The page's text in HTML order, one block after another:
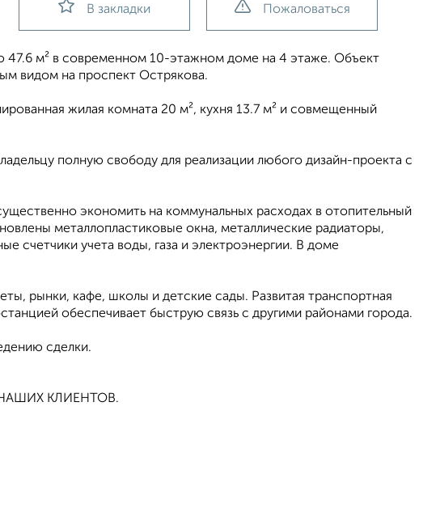
В закладки Пожаловаться
47.6 м² в современном 10-этажном доме на 4 этаже. Объект
видом на проспект Острякова.
жилая комната 20 м², кухня 13.7 м² и совмещенный
полную свободу для реализации любого дизайн-проекта с
экономить на коммунальных расходах в отопительный
металлопластиковые окна, металлические радиаторы,
счетчики учета воды, газа и электроэнергии. В доме
рынки, кафе, школы и детские сады. Развитая транспортная
обеспечивает быструю связь с другими районами города.
сделки.
КЛИЕНТОВ.